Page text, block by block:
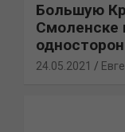
Большую
Смоленске
24.05.2021